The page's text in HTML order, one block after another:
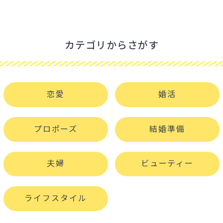
カテゴリからさがす
恋愛 婚活
プロポーズ 結婚準備
夫婦 ビューティー
ライフスタイル